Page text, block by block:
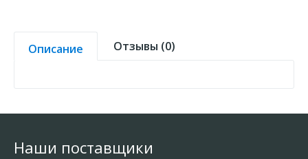
Описание Отзывы (0)
Наши поставщики